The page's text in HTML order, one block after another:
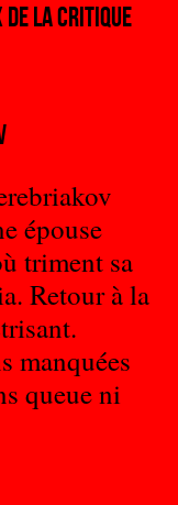
de la critique
épouse
triment sa
Retour à la
manquées
queue ni